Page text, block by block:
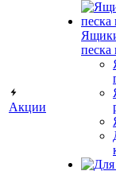
Акции
песка